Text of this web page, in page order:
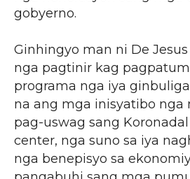
gobyerno.
Ginhingyo man ni De
nga pagtinir kag
programa nga iya
na ang mga inisyatibo nga
pag-uswag sang
center, nga suno sa iya
nga benepisyo sa